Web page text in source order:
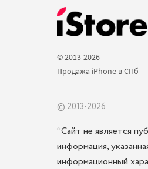
© 2013-2026
Продажа iPhone в СПб
© 2013-2026
*Сайт не является
информация,
информационный